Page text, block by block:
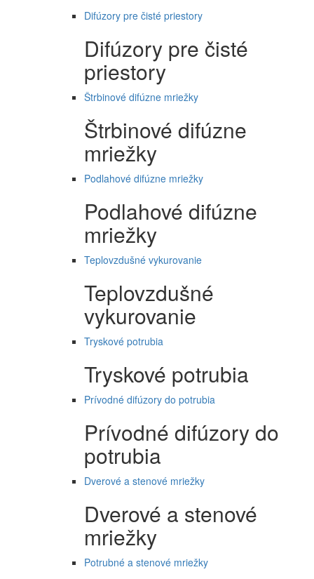
Difúzory pre čisté priestory
Difúzory pre čisté
priestory
Štrbinové difúzne mriežky
Štrbinové difúzne
mriežky
Podlahové difúzne mriežky
Podlahové difúzne
mriežky
Teplovzdušné vykurovanie
Teplovzdušné
vykurovanie
Tryskové potrubia
Tryskové potrubia
Prívodné difúzory do potrubia
Prívodné difúzory do
potrubia
Dverové a stenové mriežky
Dverové a stenové
mriežky
Potrubné a stenové mriežky